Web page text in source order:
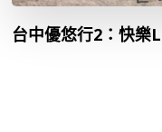
台中優悠行2：快